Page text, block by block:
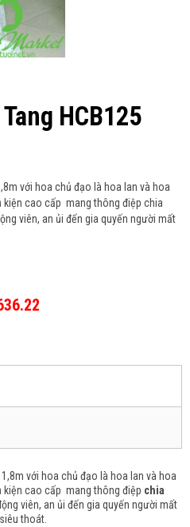
HCB125
với hoa chủ đạo là hoa lan và hoa
kiện cao cấp mang thông điệp chia
viên, an ủi đến gia quyến người mất
với hoa chủ đạo là hoa lan và hoa
kiện cao cấp mang thông điệp chia
viên, an ủi đến gia quyến người mất
thoát.